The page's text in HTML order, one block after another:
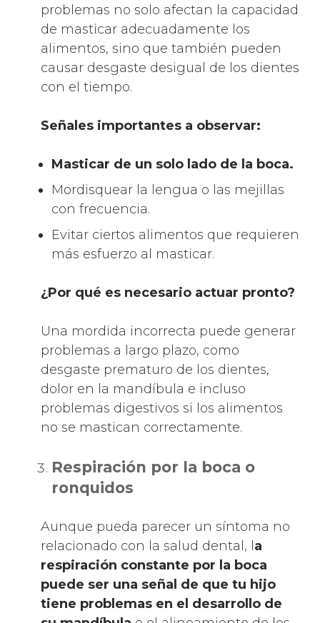
problemas no solo afectan la capacidad
de masticar adecuadamente los
alimentos, sino que también pueden
causar desgaste desigual de los dientes
con el tiempo.
Señales importantes a observar:
Masticar de un solo lado de la boca.
Mordisquear la lengua o las mejillas
con frecuencia.
Evitar ciertos alimentos que requieren
más esfuerzo al masticar.
¿Por qué es necesario actuar pronto?
Una mordida incorrecta puede generar
problemas a largo plazo, como
desgaste prematuro de los dientes,
dolor en la mandíbula e incluso
problemas digestivos si los alimentos
no se mastican correctamente.
Respiración por la boca o
ronquidos
Aunque pueda parecer un síntoma no
relacionado con la salud dental, l a
respiración constante por la boca
puede ser una señal de que tu hijo
tiene problemas en el desarrollo de